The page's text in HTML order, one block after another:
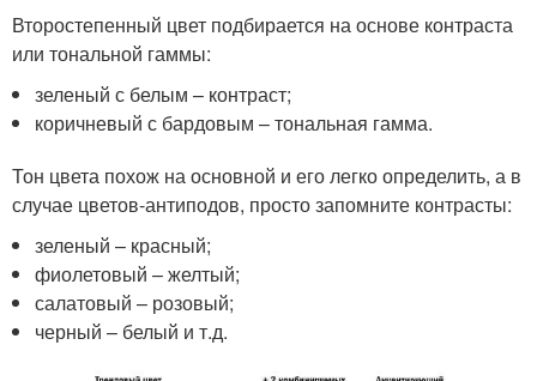
Второстепенный цвет подбирается на основе контраста
или тональной гаммы:
зеленый с белым – контраст;
коричневый с бардовым – тональная гамма.
Тон цвета похож на основной и его легко определить, а в
случае цветов-антиподов, просто запомните контрасты:
зеленый – красный;
фиолетовый – желтый;
салатовый – розовый;
черный – белый и т.д.